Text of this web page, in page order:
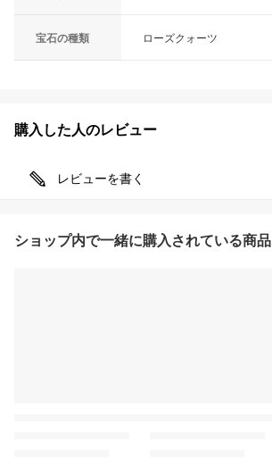
宝石の種類 ローズクォーツ
購入した人のレビュー
レビューを書く
ショップ内で一緒に購入されている商品